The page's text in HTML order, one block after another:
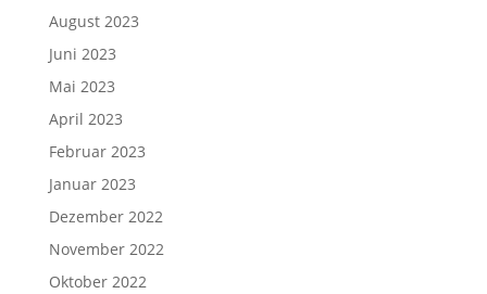
August 2023
Juni 2023
Mai 2023
April 2023
Februar 2023
Januar 2023
Dezember 2022
November 2022
Oktober 2022